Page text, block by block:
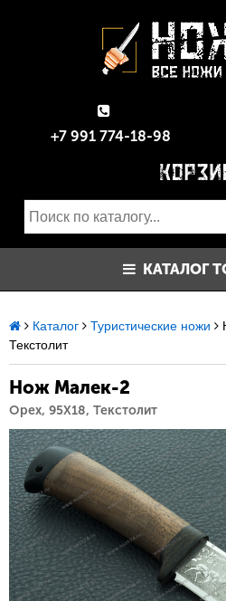
+7 991 774-18-98
КАТАЛОГ
Каталог Туристические ножи
Текстолит
Нож Малек-2
Орех, 95Х18, Текстолит